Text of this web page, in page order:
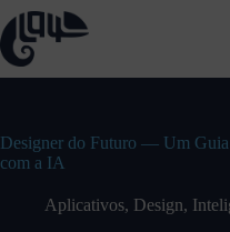
Designer do Futuro — Um Guia
com a IA
Aplicativos, Design,